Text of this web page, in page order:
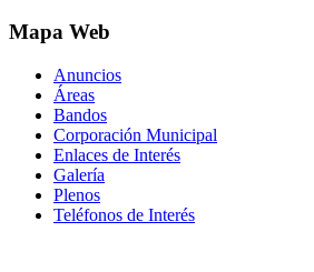
Mapa Web
Anuncios
Áreas
Bandos
Corporación Municipal
Enlaces de Interés
Galería
Plenos
Teléfonos de Interés